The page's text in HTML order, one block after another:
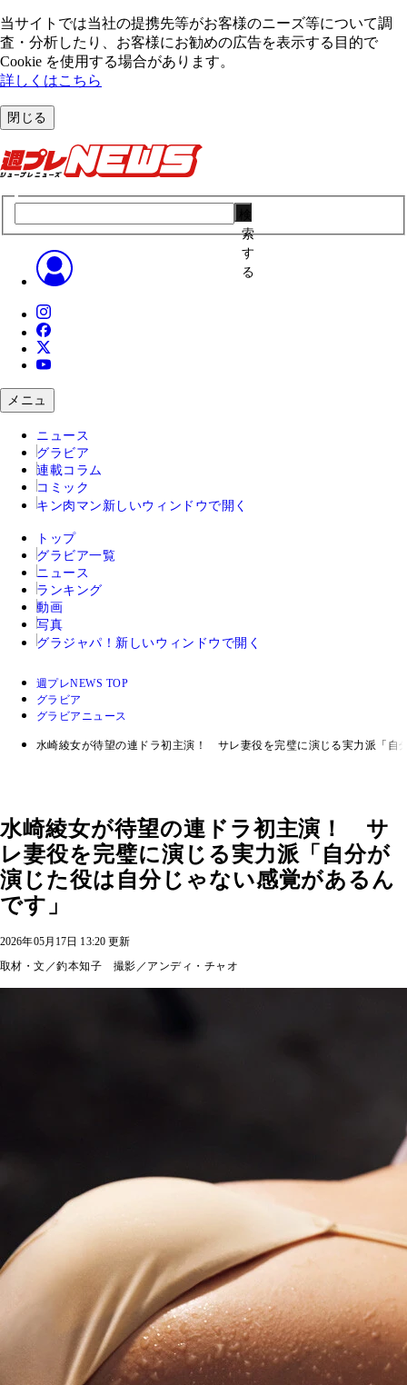
当サイトでは当社の提携先等がお客様のニーズ等について調
査・分析したり、お客様にお勧めの広告を表⽰する⽬的で
Cookie を使⽤する場合があります。
詳しくはこちら
閉じる
索
す
る
メニュ
ニュース
グラビア
連載コラム
コミック
キン肉マン 新しいウィンドウで開く
トップ
グラビア一覧
ニュース
ランキング
動画
写真
グラジャパ！ 新しいウィンドウで開く
週プレNEWS TOP
グラビア
グラビアニュース
水崎綾女が待望の連ドラ初主演！ サレ妻役を完璧に演じる実力派「自
水崎綾女が待望の連ドラ初主演！ サ
レ妻役を完璧に演じる実力派「自分が
演じた役は自分じゃない感覚があるん
です」
2026年05月17日 13:20 更新
取材・文／釣本知子 撮影／アンディ・チャオ